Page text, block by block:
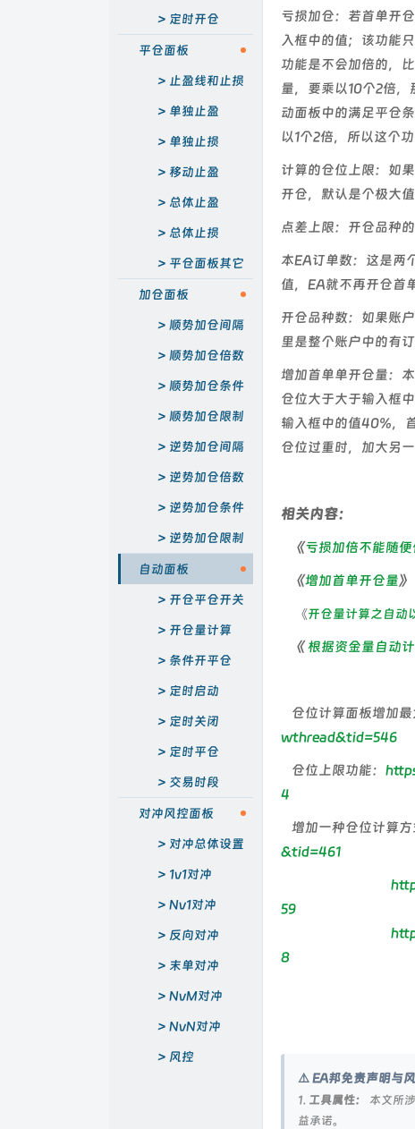
定时开仓
平仓面板
止盈线和止损
单独止盈
单独止损
移动止盈
总体止盈
总体止损
平仓面板其它
功能
加仓面板
顺势加仓间隔
顺势加仓倍数
顺势加仓条件
顺势加仓限制
逆势加仓间隔
逆势加仓倍数
逆势加仓条件
逆势加仓限制
自动面板
开仓平仓开关
开仓量计算
条件开平仓
定时启动
定时关闭
定时平仓
交易时段
对冲风控面板
对冲总体设置
1v1对冲
Nv1对冲
反向对冲
末单对冲
NvM对冲
NvN对冲
风控
亏损加仓：若首单开
入框中的值；该功能
功能是不会加倍的，
量，要乘以10个2倍
动面板中的满足平仓
以1个2倍，所以这个
计算的仓位上限：如
开仓，默认是个极大
点差上限：开仓品种
本EA订单数：这是两
值，EA就不再开仓首单
开仓品种数：如果账
里是整个账户中的有
增加首单单开仓量：
仓位大于大于输入框
输入框中的值40%，
仓位过重时，加大另
相关内容：
《亏损加倍不能随便
《增加首单开仓量
《开仓量计算之自动
《根据资金量自动
仓位计算面板增加最
wthread&tid=546
仓位上限功能：
4
增加一种仓位计算方
&tid=461
59
8
⚠️ EA邦免责声明与
1. 工具属性： 本文所
益承诺。